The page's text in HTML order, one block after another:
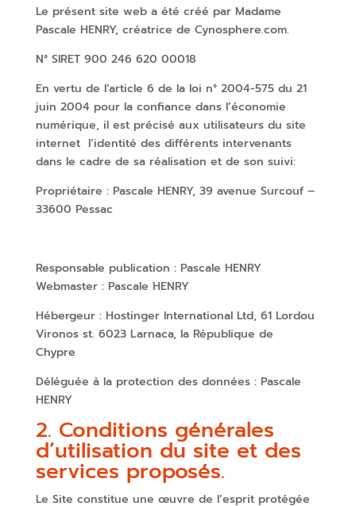
Le présent site web a été créé par Madame
Pascale HENRY, créatrice de Cynosphere.com.
N° SIRET 900 246 620 00018
En vertu de l’article 6 de la loi n° 2004-575 du 21
juin 2004 pour la confiance dans l’économie
numérique, il est précisé aux utilisateurs du site
internet l’identité des différents intervenants
dans le cadre de sa réalisation et de son suivi:
Propriétaire : Pascale HENRY, 39 avenue Surcouf –
33600 Pessac
Responsable publication : Pascale HENRY
Webmaster : Pascale HENRY
Hébergeur : Hostinger International Ltd, 61 Lordou
Vironos st. 6023 Larnaca, la République de
Chypre
Déléguée à la protection des données : Pascale
HENRY
2. Conditions générales
d’utilisation du site et des
services proposés.
Le Site constitue une œuvre de l’esprit protégée